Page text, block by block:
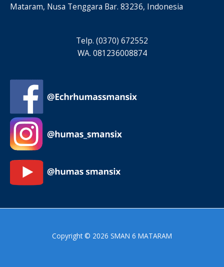
Mataram, Nusa Tenggara Bar. 83236, Indonesia
Telp. (0370) 672552
WA. 081236008874
Copyright © 2026 SMAN 6 MATARAM